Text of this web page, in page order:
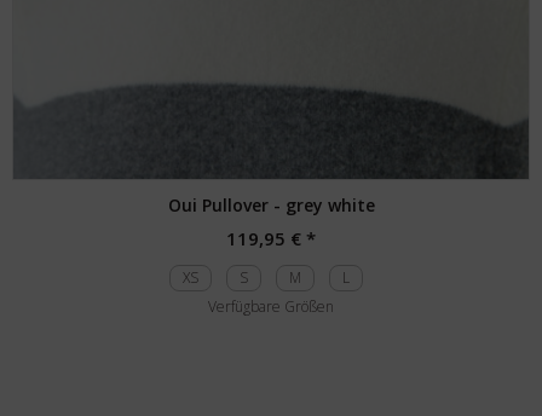
Oui Pullover - grey white
119,95 € *
XS S M
L
Verfügbare Größen